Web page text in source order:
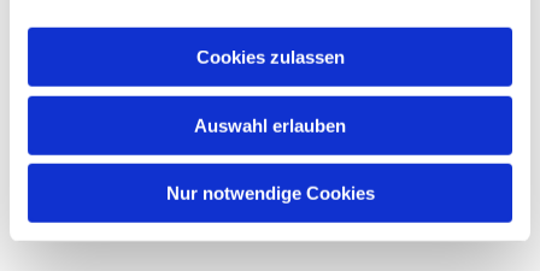
Cookies zulassen
Auswahl erlauben
Nur notwendige Cookies